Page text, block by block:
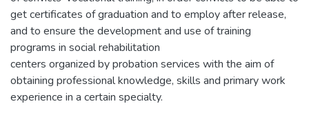
get certificates of graduation and to employ after release,
and to ensure the development and use of training
programs in social rehabilitation
centers organized by probation services with the aim of
obtaining professional knowledge, skills and primary work
experience in a certain specialty.